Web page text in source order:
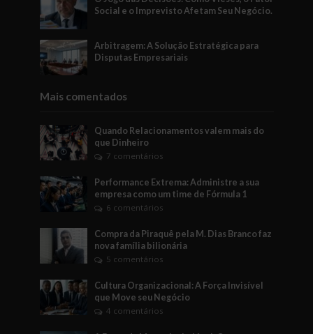
Social e o Imprevisto Afetam Seu Negócio.
Arbitragem: A Solução Estratégica para
Disputas Empresariais
Mais comentados
Quando Relacionamentos valem mais do
que Dinheiro
7 comentários
Performance Extrema: Administre a sua
empresa como um time de Fórmula 1
6 comentários
Compra da Piraquê pela M. Dias Branco faz
nova família bilionária
5 comentários
Cultura Organizacional: A Força Invisível
que Move seu Negócio
4 comentários